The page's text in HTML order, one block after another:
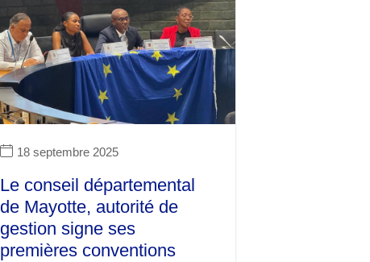
18 septembre 2025
Le conseil départemental
de Mayotte, autorité de
gestion signe ses
premières conventions